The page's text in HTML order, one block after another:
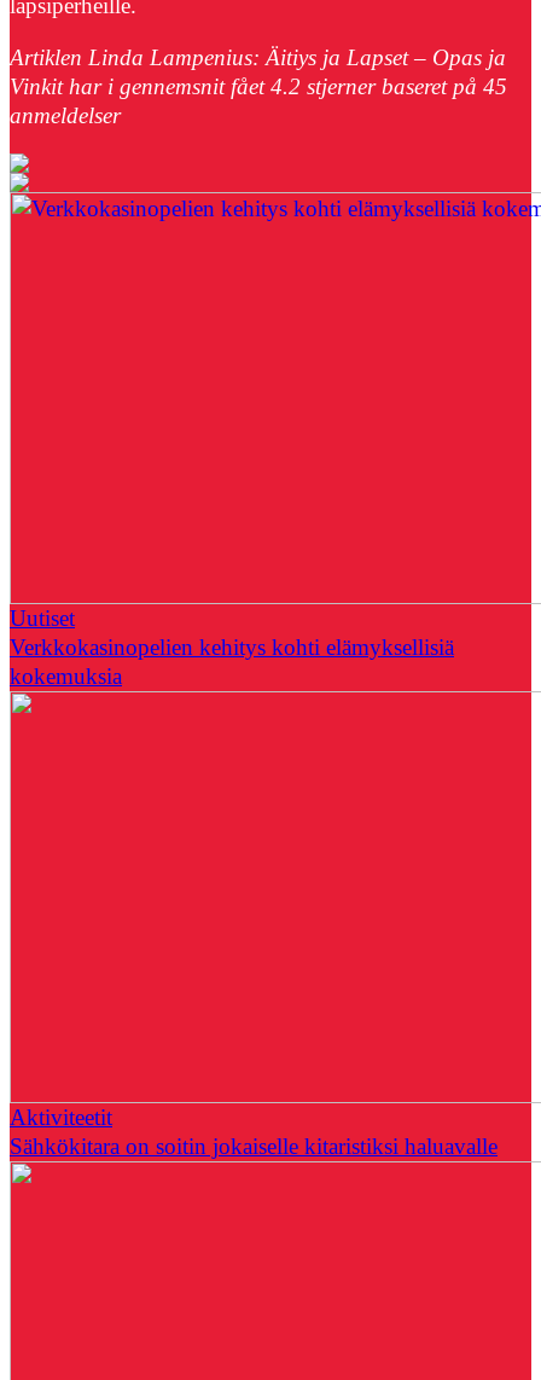
Artiklen Linda Lampenius: Äitiys ja Lapset – Opas ja
Vinkit har i gennemsnit fået4.2 stjerner baseret på 45
anmeldelser
Uutiset
Verkkokasinopelien kehitys kohti elämyksellisiä
kokemuksia
Aktiviteetit
Sähkökitara on soitin jokaiselle kitaristiksi haluavalle